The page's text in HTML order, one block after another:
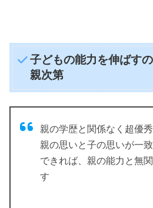
子どもの能力を伸ばす
親次第
親の学歴と関係なく超優
親の思いと子の思いが一
できれば、親の能力と無
す